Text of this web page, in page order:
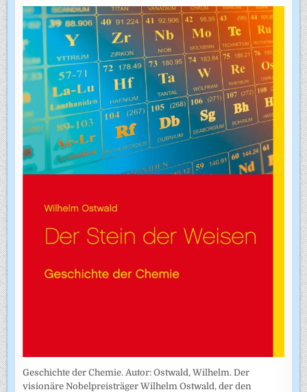
Geschichte der Chemie. Autor: Ostwald, Wilhelm. Der
visionäre Nobelpreisträger Wilhelm Ostwald, der den